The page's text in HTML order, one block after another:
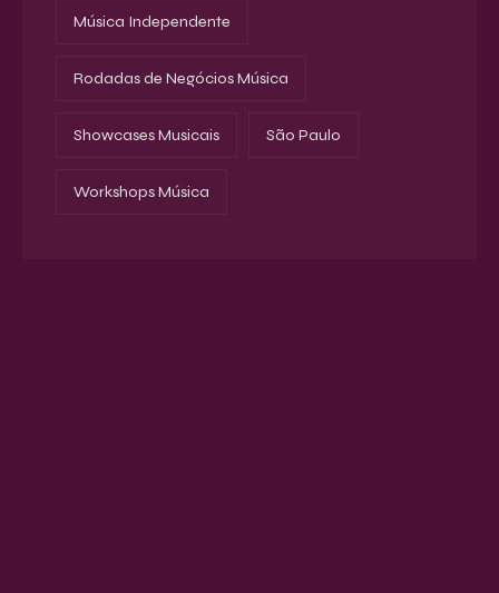
Música Independente
Rodadas de Negócios Música
Showcases Musicais São Paulo
Workshops Música